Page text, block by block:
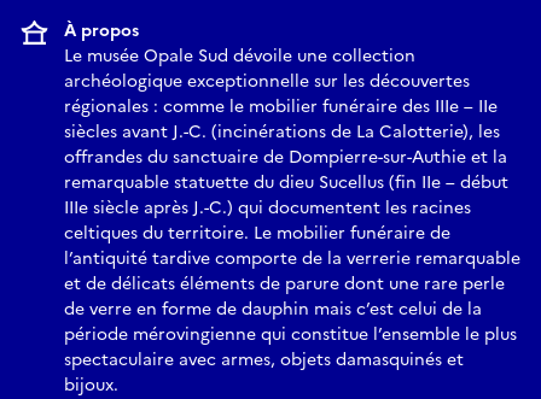
À propos
Le musée Opale Sud dévoile une collection
archéologique exceptionnelle sur les découvertes
régionales : comme le mobilier funéraire des IIIe – IIe
siècles avant J.-C. (incinérations de La Calotterie), les
offrandes du sanctuaire de Dompierre-sur-Authie et la
remarquable statuette du dieu Sucellus (fin IIe – début
IIIe siècle après J.-C.) qui documentent les racines
celtiques du territoire. Le mobilier funéraire de
l’antiquité tardive comporte de la verrerie remarquable
et de délicats éléments de parure dont une rare perle
de verre en forme de dauphin mais c’est celui de la
période mérovingienne qui constitue l’ensemble le plus
spectaculaire avec armes, objets damasquinés et
bijoux.